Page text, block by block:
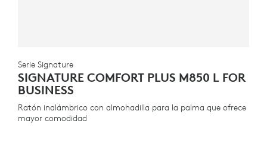
Serie Signature
SIGNATURE COMFORT PLUS M850 L FOR
BUSINESS
Ratón inalámbrico con almohadilla para la palma que ofrece
mayor comodidad